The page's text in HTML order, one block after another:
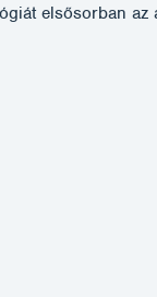
elsősorban az